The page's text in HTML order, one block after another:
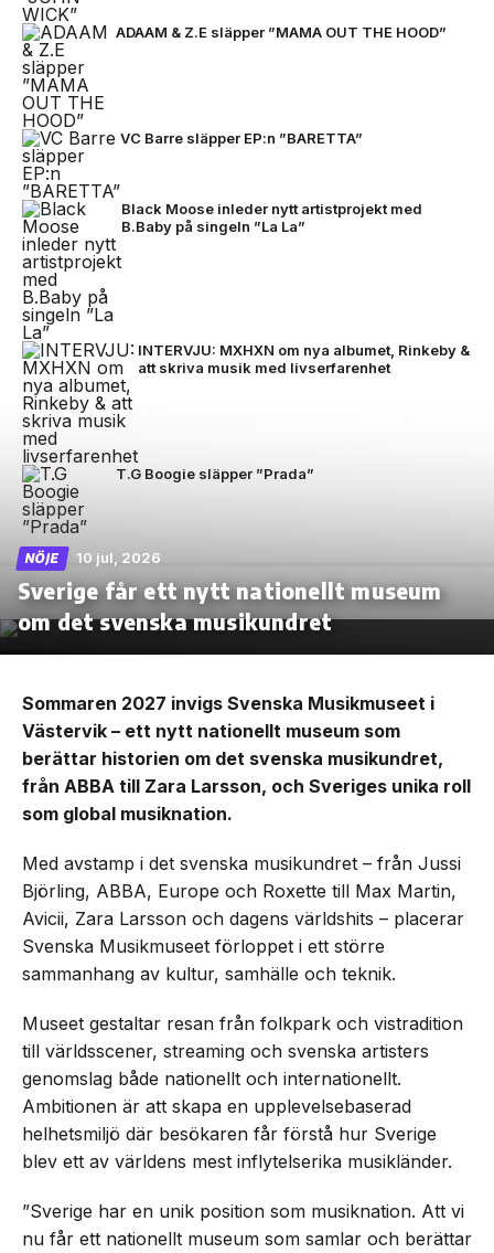
ADAAM & Z.E släpper ”MAMA OUT THE HOOD”
VC Barre släpper EP:n ”BARETTA”
Black Moose inleder nytt artistprojekt med
B.Baby på singeln ”La La”
INTERVJU: MXHXN om nya albumet, Rinkeby &
att skriva musik med livserfarenhet
T.G Boogie släpper ”Prada”
NÖJE 10 jul, 2026
Sverige får ett nytt nationellt museum
om det svenska musikundret
Sommaren 2027 invigs Svenska Musikmuseet i
Västervik – ett nytt nationellt museum som
berättar historien om det svenska musikundret,
från ABBA till Zara Larsson, och Sveriges unika roll
som global musiknation.
Med avstamp i det svenska musikundret – från Jussi
Björling, ABBA, Europe och Roxette till Max Martin,
Avicii, Zara Larsson och dagens världshits – placerar
Svenska Musikmuseet förloppet i ett större
sammanhang av kultur, samhälle och teknik.
Museet gestaltar resan från folkpark och vistradition
till världsscener, streaming och svenska artisters
genomslag både nationellt och internationellt.
Ambitionen är att skapa en upplevelsebaserad
helhetsmiljö där besökaren får förstå hur Sverige
blev ett av världens mest inflytelserika musikländer.
”Sverige har en unik position som musiknation. Att vi
nu får ett nationellt museum som samlar och berättar